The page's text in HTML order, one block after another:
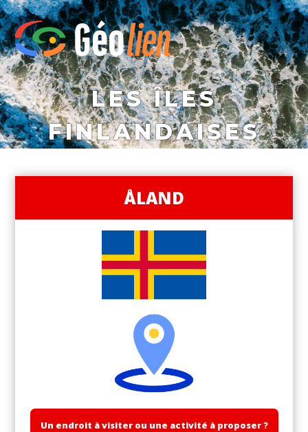
LES ÎLES
FINLANDAISES
ÅLAND
Un endroit à visiter ou une activité à proposer ?